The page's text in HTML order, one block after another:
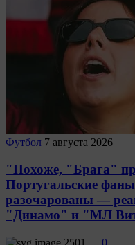
Футбол 7 августа 2026
"Похоже, "Брага"
Португальские
разочарованы —
"Динамо" и "МЛ
2501 0